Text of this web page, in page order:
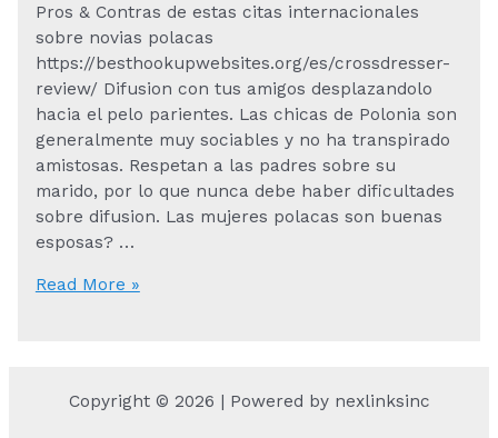
Pros & Contras de estas citas internacionales
sobre novias polacas
https://besthookupwebsites.org/es/crossdresser-
review/ Difusion con tus amigos desplazandolo
hacia el pelo parientes. Las chicas de Polonia son
generalmente muy sociables y no ha transpirado
amistosas. Respetan a las padres sobre su
marido, por lo que nunca debe haber dificultades
sobre difusion. Las mujeres polacas son buenas
esposas? …
Pros
citas
Read More »
Copyright © 2026 | Powered by nexlinksinc